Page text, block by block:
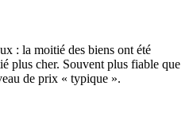
: la moitié des biens ont été
plus cher. Souvent plus fiable que
de prix « typique ».